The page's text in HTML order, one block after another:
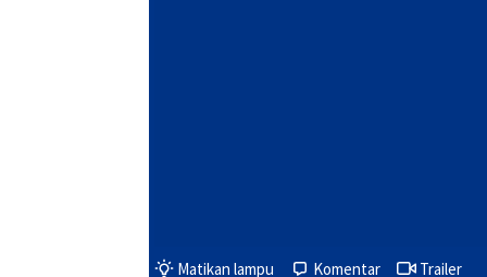
Matikan lampu Komentar Trailer